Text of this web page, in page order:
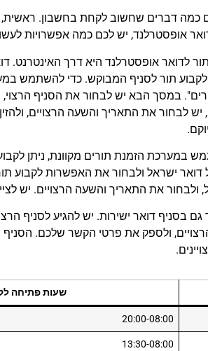
כמה דברים שחשוב לקחת בחשבון. ראשית,
אופסטרלנד, יש לכם כמה אפשרויות
לדואר אופסטרלנד היא דרך האינטרנט.
תור לסניף המבוקש. כדי להשתמש
במסך הבא יש לבחור את הסניף
יש לבחור את התאריך והשעה הרצויים,
במערכת הזמנת תורים מקוונת, ניתן
דואר ישראל ולבחור את האפשרות לקבוע
ולבחור את התאריך והשעה הרצויים. יש
גם בסניף דואר ישירות. יש להגיע לסניף
ולספק את פרטי הקשר שלכם. הסניף
שעות פתיחה
20:00-08:00
13:30-08:00